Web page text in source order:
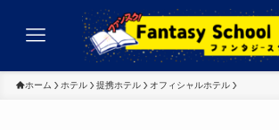
ホーム ホテル 提携ホテル オフィシャルホテル